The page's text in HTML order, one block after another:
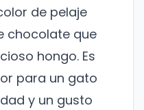
de pelaje
chocolate que
hongo. Es
para un gato
y un gusto